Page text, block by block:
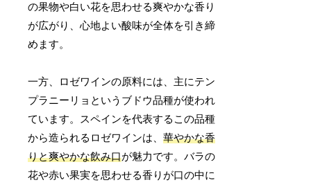
の果物や白い花を思わせる爽やかな香り
が広がり、心地よい酸味が全体を引き締
めます。
一方、ロゼワインの原料には、主にテン
プラニーリョというブドウ品種が使われ
ています。スペインを代表するこの品種
から造られるロゼワインは、華やかな香
りと爽やかな飲み口が魅力です。バラの
花や赤い果実を思わせる香りが口の中に